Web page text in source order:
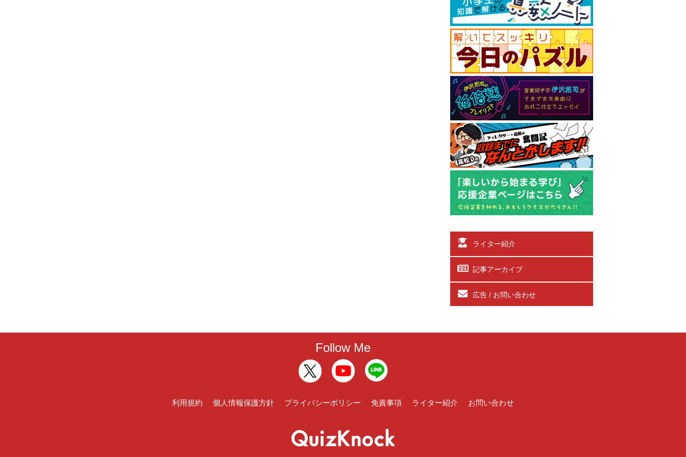
ライター紹介
記事アーカイブ
広告 / お問い合わせ
Follow Me
利用規約 個人情報保護方針 プライバシーポリシー 免責事項 ライター紹介 お問い合わせ